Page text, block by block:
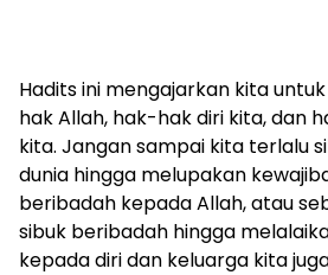
Hadits ini mengajarkan kita
hak Allah, hak-hak diri kita, dan
kita. Jangan sampai kita terlalu
dunia hingga melupakan
beribadah kepada Allah, atau
sibuk beribadah hingga
kepada diri dan keluarga kita